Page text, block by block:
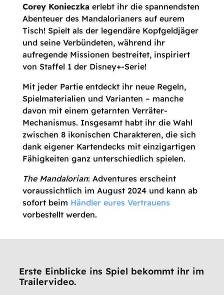
Corey Konieczkaerlebt ihr die spannendsten
Abenteuer des Mandalorianers auf eurem
Tisch! Spielt als der legendäre Kopfgeldjäger
und seine Verbündeten, während ihr
aufregende Missionen bestreitet, inspiriert
von Staffel 1 der Disney+-Serie!
Mit jeder Partie entdeckt ihr neue Regeln,
Spielmaterialien und Varianten – manche
davon mit einem getarnten Verräter-
Mechanismus. Insgesamt habt ihr die Wahl
zwischen 8 ikonischen Charakteren, die sich
dank eigener Kartendecks mit einzigartigen
Fähigkeiten ganz unterschiedlich spielen.
The Mandalorian: Adventures erscheint
voraussichtlich im August 2024 und kann ab
sofort beim Händler eures Vertrauens
vorbestellt werden.
Erste Einblicke ins Spiel bekommt ihr im
Trailervideo.